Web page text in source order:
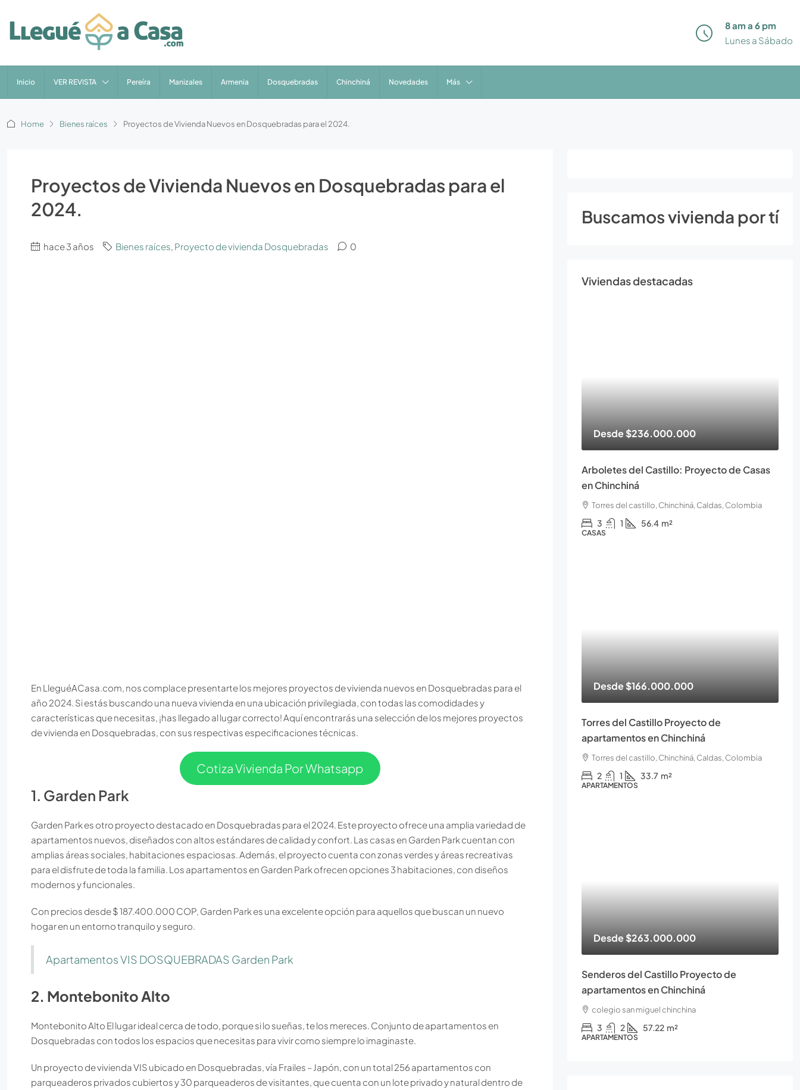
8 am a 6 pm
Lunes a Sábado
Inicio VER REVISTA Pereíra Manizales Armenia Dosquebradas Chinchiná Novedades Más
Home Bienes raíces Proyectos de Vivienda Nuevos en Dosquebradas para el 2024.
Proyectos de Vivienda Nuevos en Dosquebradas para el
2024.
hace 3 años Bienes raíces, Proyecto de vivienda Dosquebradas 0
En LleguéACasa.com, nos complace presentarte los mejores proyectos de vivienda nuevos en Dosquebradas para el
año 2024. Si estás buscando una nueva vivienda en una ubicación privilegiada, con todas las comodidades y
características que necesitas, ¡has llegado al lugar correcto! Aquí encontrarás una selección de los mejores proyectos
de vivienda en Dosquebradas, con sus respectivas especificaciones técnicas.
Cotiza Vivienda Por Whatsapp
1. Garden Park
Garden Park es otro proyecto destacado en Dosquebradas para el 2024. Este proyecto ofrece una amplia variedad de
apartamentos nuevos, diseñados con altos estándares de calidad y confort. Las casas en Garden Park cuentan con
amplias áreas sociales, habitaciones espaciosas. Además, el proyecto cuenta con zonas verdes y áreas recreativas
para el disfrute de toda la familia. Los apartamentos en Garden Park ofrecen opciones 3 habitaciones, con diseños
modernos y funcionales.
Con precios desde $ 187.400.000 COP, Garden Park es una excelente opción para aquellos que buscan un nuevo
hogar en un entorno tranquilo y seguro.
Apartamentos VIS DOSQUEBRADAS Garden Park
2. Montebonito Alto
Montebonito Alto El lugar ideal cerca de todo, porque si lo sueñas, te los mereces. Conjunto de apartamentos en
Dosquebradas con todos los espacios que necesitas para vivir como siempre lo imaginaste.
Un proyecto de vivienda VIS ubicado en Dosquebradas, vía Frailes – Japón, con un total 256 apartamentos con
parqueaderos privados cubiertos y 30 parqueaderos de visitantes, que cuenta con un lote privado y natural dentro de
Buscamos vivienda por tí
Viviendas destacadas
Desde$236.000.000
Arboletes del Castillo: Proyecto de Casas
en Chinchiná
Torres del castillo, Chinchiná, Caldas, Colombia
3 1 56.4 m²
CASAS
Desde$166.000.000
Torres del Castillo Proyecto de
apartamentos en Chinchiná
Torres del castillo, Chinchiná, Caldas, Colombia
2 1 33.7 m²
APARTAMENTOS
Desde$263.000.000
Senderos del Castillo Proyecto de
apartamentos en Chinchiná
colegio san miguel chinchina
3 2 57.22 m²
APARTAMENTOS